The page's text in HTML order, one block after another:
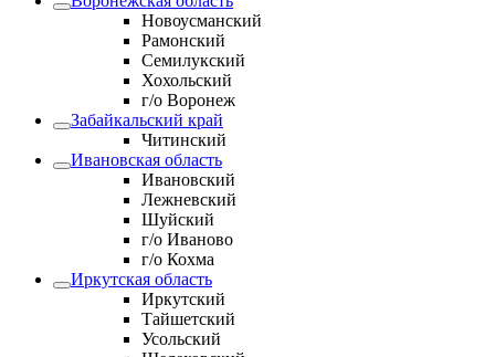
Новоусманский
Рамонский
Семилукский
Хохольский
г/о Воронеж
Забайкальский край
Читинский
Ивановская область
Ивановский
Лежневский
Шуйский
г/о Иваново
г/о Кохма
Иркутская область
Иркутский
Тайшетский
Усольский